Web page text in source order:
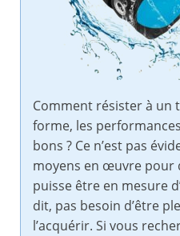
Comment résister à un
forme, les
bons ? Ce n’est pas
moyens en œuvre pour
puisse être en mesure
dit, pas besoin d’être
l’acquérir. Si vous